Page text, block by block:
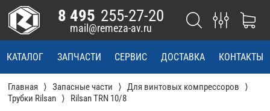
КАТАЛОГ ЗАПЧАСТИ СЕРВИС ДОСТАВКА КОНТАКТЫ
8 495 255-27-20
mail@remeza-av.ru
Главная Запасные части
Для винтовых компрессоров
Трубки Rilsan
Rilsan TRN 10/8